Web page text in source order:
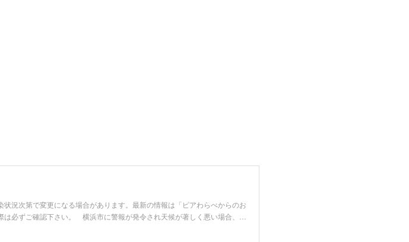
況次第で変更になる場合があります。最新の情報は「ピアわらべからのお
は必ずご確認下さい。 横浜市に警報が発令され天候が著しく悪い場合、…